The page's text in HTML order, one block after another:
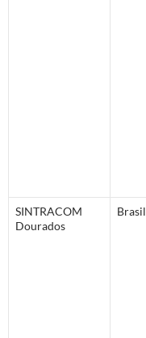
SINTRACOM
Dourados
Brasil